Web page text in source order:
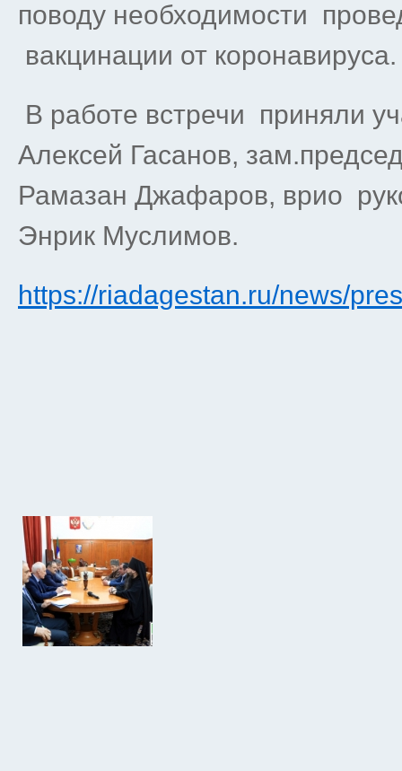
поводу необходимости
вакцинации от коронавируса.
В работе встречи приняли
Алексей Гасанов,
Рамазан Джафаров, врио
Энрик Муслимов.
https://riadagestan.ru/news/